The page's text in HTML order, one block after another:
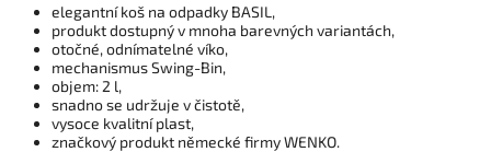
elegantní koš na odpadky BASIL,
produkt dostupný v mnoha barevných variantách,
otočné, odnímatelné víko,
mechanismus Swing-Bin,
objem: 2 l,
snadno se udržuje v čistotě,
vysoce kvalitní plast,
značkový produkt německé firmy WENKO.